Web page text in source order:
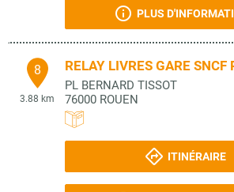
PLUS
8
3.88 km
RELAY LIVRES GARE SNCF
PL BERNARD TISSOT
76000 ROUEN
ITINÉRAIRE